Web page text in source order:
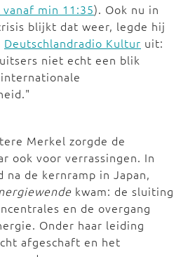
min 11:35). Ook nu in
blijkt dat weer, legde hij
Deutschlandradio Kultur uit:
niet echt een blik
Merkel zorgde de
ook voor verrassingen. In
na de kernramp in Japan,
kwam: de sluiting
en de overgang
Onder haar leiding
afgeschaft en het